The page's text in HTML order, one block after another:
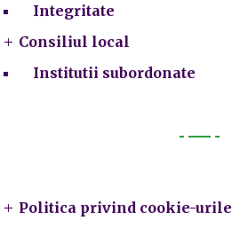
Integritate
Consiliul local
Institutii subordonate
Politica privind cookie-urile